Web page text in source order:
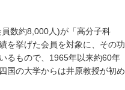
数約8,000人)が「高分子科
を挙げた会員を対象に、その功
るもので、1965年以来約60年
国の大学からは井原教授が初め